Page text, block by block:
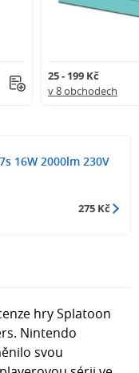
25 - 199 Kč
v 8 obchodech
16W 2000lm 230V
275 Kč